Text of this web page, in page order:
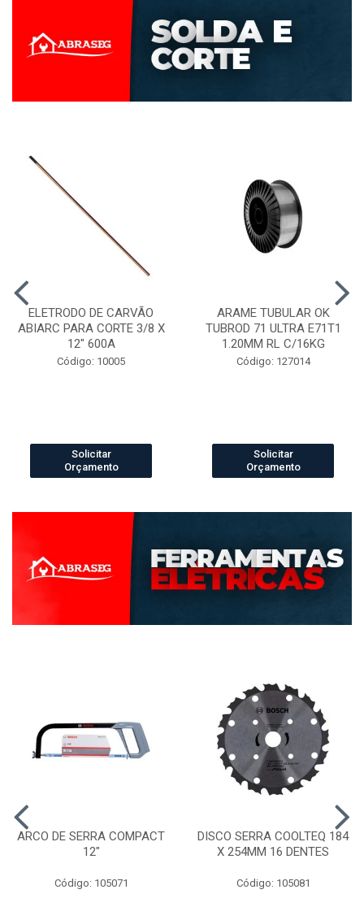
ELETRODO DE CARVÃO
ABIARC PARA CORTE 3/8 X
12" 600A
Código: 10005
Solicitar
Orçamento
ARAME TUBULAR OK
TUBROD 71 ULTRA E71T1
1.20MM RL C/16KG
Código: 127014
Solicitar
Orçamento
ARCO DE SERRA COMPACT
12"
Código: 105071
DISCO SERRA COOLTEQ 184
X 254MM 16 DENTES
Código: 105081